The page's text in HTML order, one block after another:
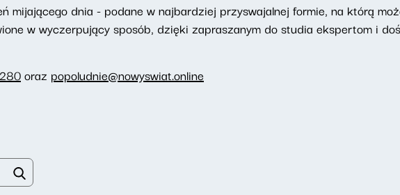
mijającego dnia - podane w najbardziej przyswajalnej formie, na którą
w wyczerpujący sposób, dzięki zapraszanym do studia ekspertom i
oraz popoludnie@nowyswiat.online